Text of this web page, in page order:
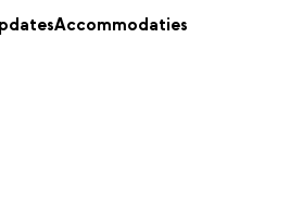
Accommodaties